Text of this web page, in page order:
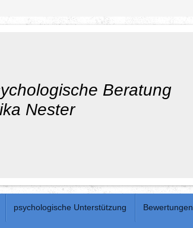
Beratung
Nester
psychologische Unterstützung Bewertungen